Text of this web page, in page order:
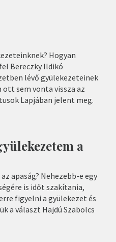
Hogyan
Bereczky Ildikó
lévő gyülekezeteinek
sem vonta vissza az
Lapjában jelent meg.
a
apaság? Nehezebb-e egy
is időt szakítania,
figyelni a gyülekezet és
a választ Hajdú Szabolcs